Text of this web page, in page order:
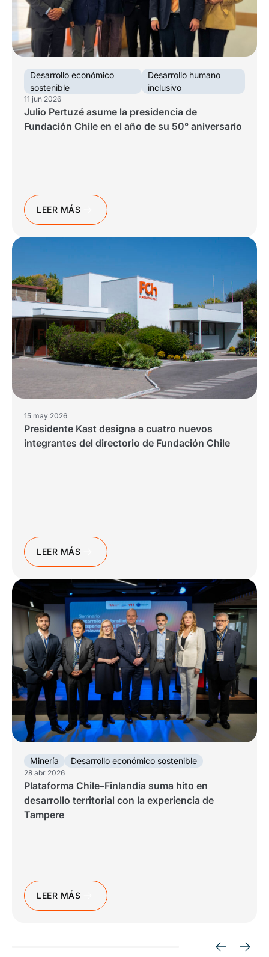
Trabaja con nosotros
Ver todo
Español|English
Ver todas
Español|English
Ver todas
Español|English
progresivos de gestión
Ver todos
Español|English
Español English
Español English
Desarrollo económico
sostenible
Desarrollo humano
inclusivo
11 jun 2026
Julio Pertuzé asume la presidencia de
Fundación Chile en el año de su 50° aniversario
LEER MÁS
15 may 2026
Presidente Kast designa a cuatro nuevos
integrantes del directorio de Fundación Chile
LEER MÁS
Minería Desarrollo económico sostenible
28 abr 2026
Plataforma Chile–Finlandia suma hito en
desarrollo territorial con la experiencia de
Tampere
LEER MÁS